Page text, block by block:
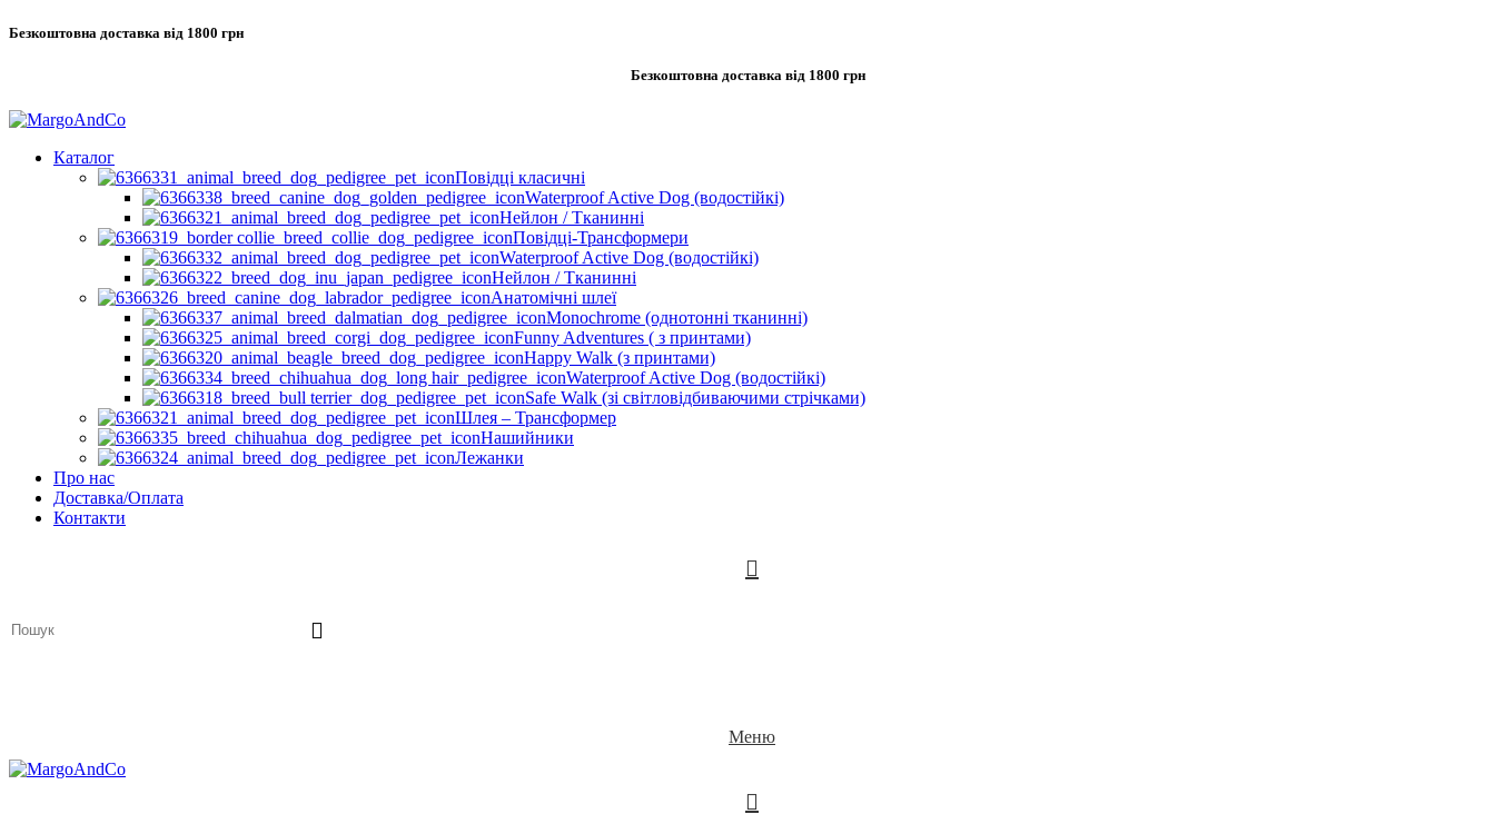
Безкоштовна доставка від 1800 грн
Безкоштовна доставка від 1800 грн
Каталог
Повідці класичні
Waterproof Active Dog (водостійкі)
Нейлон / Тканинні
Повідці-Трансформери
Waterproof Active Dog (водостійкі)
Нейлон / Тканинні
Анатомічні шлеї
Monochrome (однотонні тканинні)
Funny Adventures ( з принтами)
Happy Walk (з принтами)
Waterproof Active Dog (водостійкі)
Safe Walk (зі світловідбиваючими стрічками)
Шлея – Трансформер
Нашийники
Лежанки
Про нас
Доставка/Оплата
Контакти
Меню